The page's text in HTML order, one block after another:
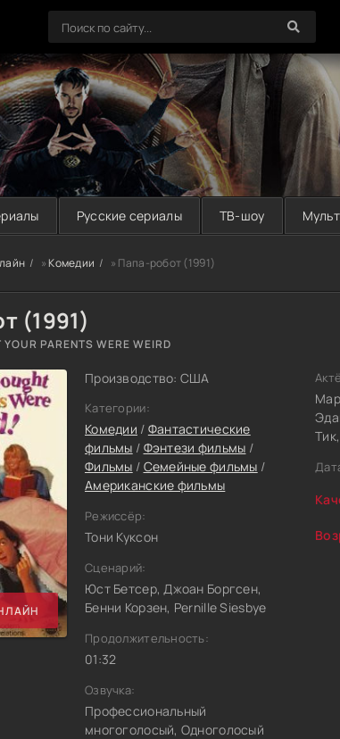
Русские сериалы ТВ-шоу
»Комедии » Папа-робот (1991)
(1991)
PARENTS WERE WEIRD
Производство: США
Категории:
Комедии / Фантастические
фильмы / Фэнтези фильмы /
Фильмы / Семейные фильмы /
Американские фильмы
Режиссёр:
Тони Куксон
Сценарий:
Юст Бетсер, Джоан Боргсен,
Бенни Корзен, Pernille Siesbye
Продолжительность:
01:32
Озвучка:
Профессиональный
многоголосый, Одноголосый